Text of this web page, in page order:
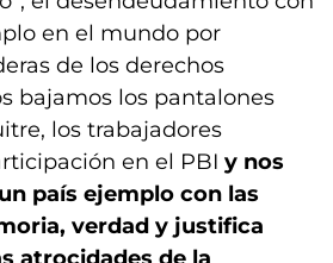
en el mundo por
de los derechos
bajamos los pantalones
los trabajadores
en el PBI y nos
país ejemplo con las
verdad y justifica